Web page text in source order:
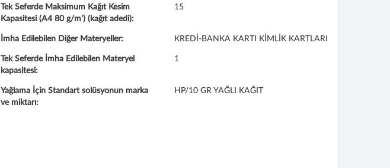
Tek Seferde Maksimum Kağıt Kesim
Kapasitesi (A4 80 g/m') (kağıt adedi):
15
İmha Edilebilen Diğer Materyeller: KREDİ-BANKA KARTI KİMLİK KARTLARI
Tek Seferde İmha Edilebilen Materyel
kapasitesi:
1
Yağlama İçin Standart solüsyonun marka
ve miktarı:
HP/10 GR YAĞLI KAĞIT